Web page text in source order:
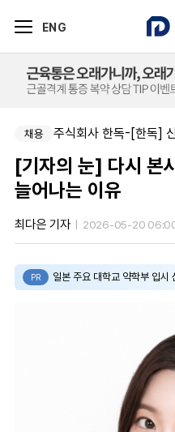
ENG
채용 주식회사 한독-[한독]
[기자의 눈] 다시 본
늘어나는 이유
최다은 기자 2026-05-20
PR 일본 주요 대학교 약학부 입시